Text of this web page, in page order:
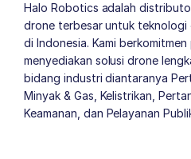
Halo Robotics adalah
drone terbesar untuk
di Indonesia. Kami
menyediakan solusi drone
bidang industri diantaranya
Minyak & Gas, Kelistrikan,
Keamanan, dan Pelayanan